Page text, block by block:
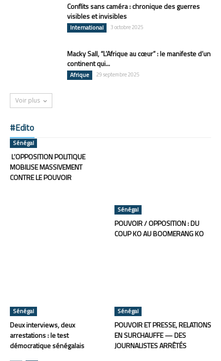
Conflits sans caméra : chronique des guerres
visibles et invisibles
International 3 octobre 2025
Macky Sall, “L’Afrique au cœur” : le manifeste d’un
continent qui...
Afrique 29 septembre 2025
Voir plus
#Edito
Sénégal
L’OPPOSITION POLITIQUE
MOBILISE MASSIVEMENT
CONTRE LE POUVOIR
Sénégal
POUVOIR / OPPOSITION : DU
COUP KO AU BOOMERANG KO
Sénégal
Deux interviews, deux
arrestations : le test
démocratique sénégalais
Sénégal
POUVOIR ET PRESSE, RELATIONS
EN SURCHAUFFE — DES
JOURNALISTES ARRÊTÉS